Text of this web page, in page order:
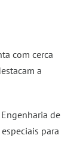
com cerca
a
de
para